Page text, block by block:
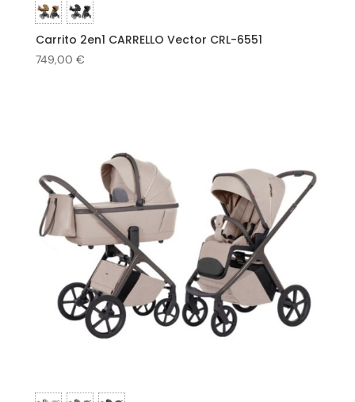
Carrito 2en1 CARRELLO Vector CRL-6551
749,00 €